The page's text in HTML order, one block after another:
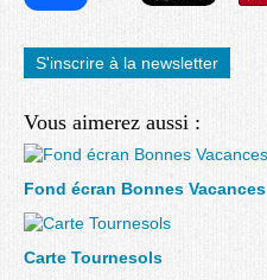
S'inscrire à la newsletter
Vous aimerez aussi :
Fond écran Bonnes Vacances
Carte Tournesols